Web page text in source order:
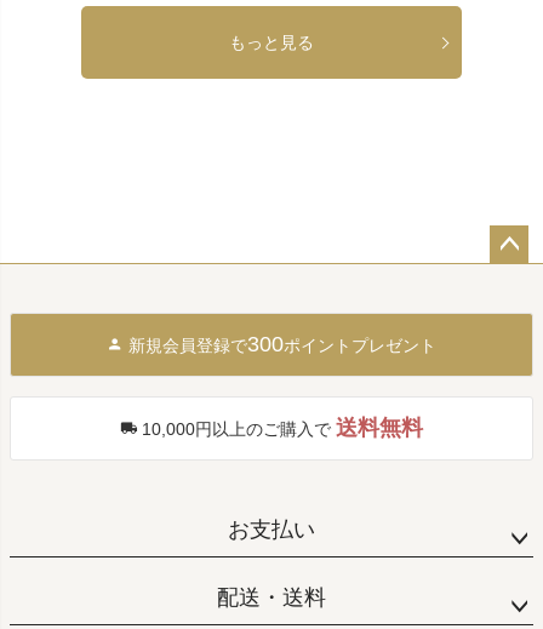
もっと見る
新規会員登録で300ポイントプレゼント
10,000円以上のご購入で 送料無料
お支払い
配送・送料